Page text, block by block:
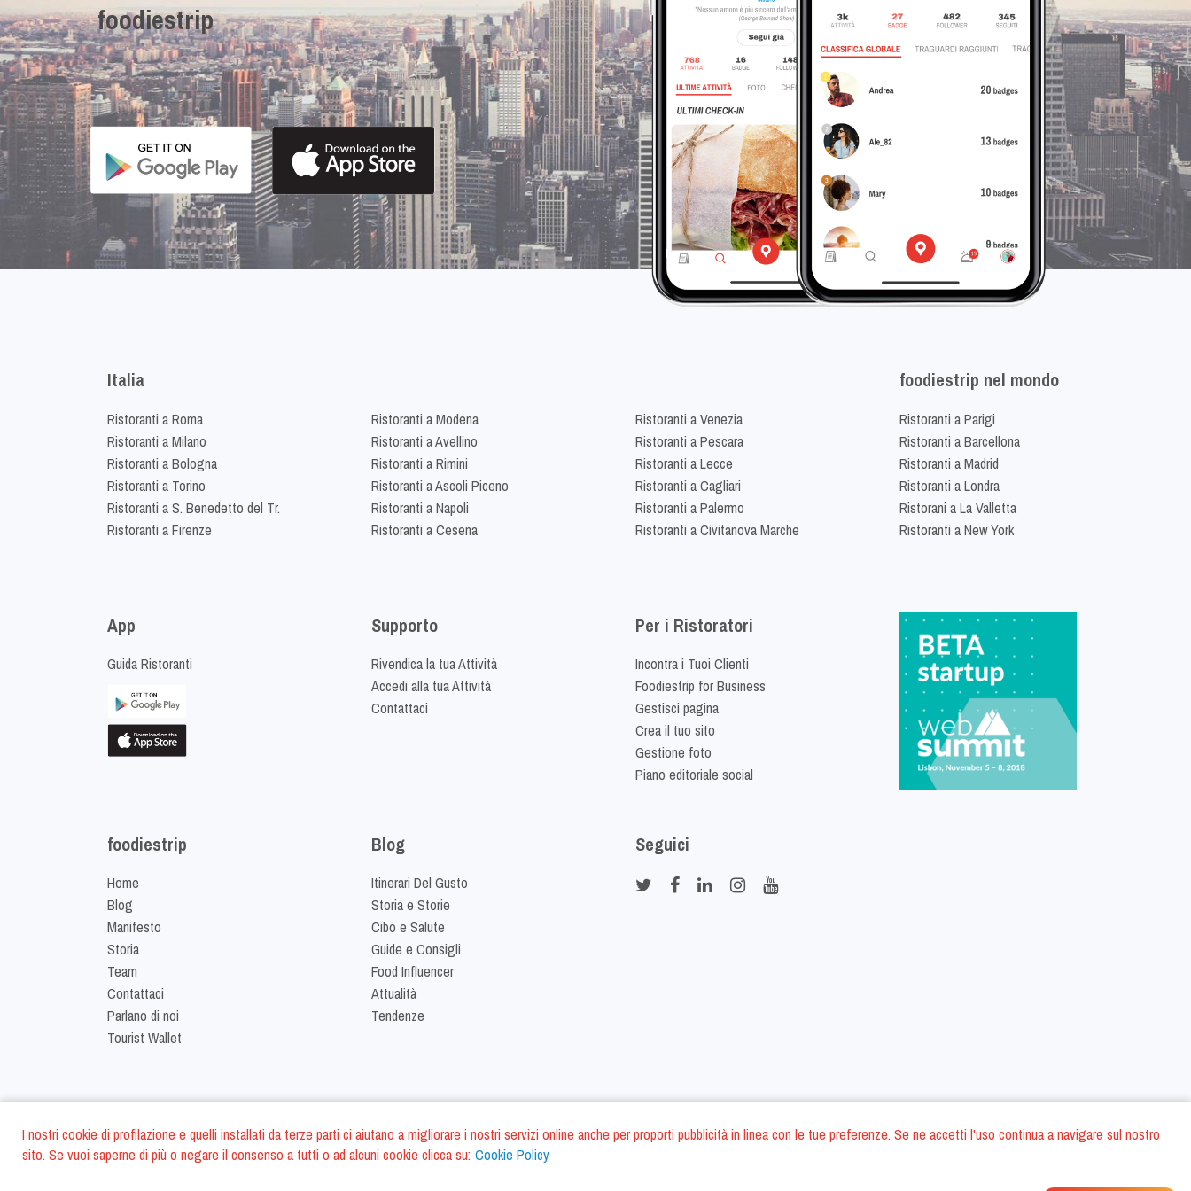
I nostri cookie di profilazione e quelli installati da terze parti ci aiutano a migliorare i nostri servizi online anche per proporti pubblicità in linea con le tue preferenze. Se ne accetti l'uso continua a navigare sul nostro
sito. Se vuoi saperne di più o negare il consenso a tutti o ad alcuni cookie clicca su: Cookie Policy
foodiestrip
Italia
Ristoranti a Roma
Ristoranti a Milano
Ristoranti a Bologna
Ristoranti a Torino
Ristoranti a S. Benedetto del Tr.
Ristoranti a Firenze
Ristoranti a Modena
Ristoranti a Avellino
Ristoranti a Rimini
Ristoranti a Ascoli Piceno
Ristoranti a Napoli
Ristoranti a Cesena
Ristoranti a Venezia
Ristoranti a Pescara
Ristoranti a Lecce
Ristoranti a Cagliari
Ristoranti a Palermo
Ristoranti a Civitanova Marche
foodiestrip nel mondo
Ristoranti a Parigi
Ristoranti a Barcellona
Ristoranti a Madrid
Ristoranti a Londra
Ristorani a La Valletta
Ristoranti a New York
App
Guida Ristoranti
Supporto
Rivendica la tua Attività
Accedi alla tua Attività
Contattaci
Per i Ristoratori
Incontra i Tuoi Clienti
Foodiestrip for Business
Gestisci pagina
Crea il tuo sito
Gestione foto
Piano editoriale social
foodiestrip
Home
Blog
Manifesto
Storia
Team
Contattaci
Parlano di noi
Tourist Wallet
Blog
Itinerari Del Gusto
Storia e Storie
Cibo e Salute
Guide e Consigli
Food Influencer
Attualità
Tendenze
Seguici
© 2026FoodiesTrip S.r.l. - P.IVA IT01975940675 - All Rights Reserved